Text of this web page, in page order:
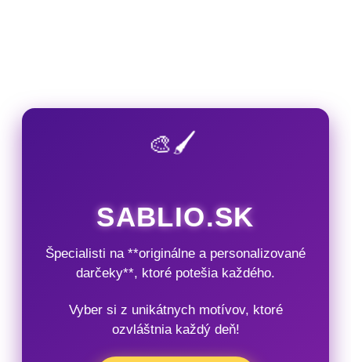
🎨🖌️
SABLIO.SK
Špecialisti na **originálne a personalizované
darčeky**, ktoré potešia každého.
Vyber si z unikátnych motívov, ktoré
ozvláštnia každý deň!